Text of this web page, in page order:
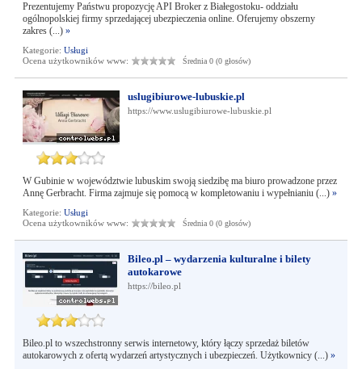
Prezentujemy Państwu propozycję API Broker z Białegostoku- oddziału
ogólnopolskiej firmy sprzedającej ubezpieczenia online. Oferujemy obszerny
zakres (...) »
Kategorie: Usługi
Ocena użytkowników www:
Średnia 0 (0 głosów)
uslugibiurowe-lubuskie.pl
https://www.uslugibiurowe-lubuskie.pl
W Gubinie w województwie lubuskim swoją siedzibę ma biuro prowadzone przez
Annę Gerbracht. Firma zajmuje się pomocą w kompletowaniu i wypełnianiu (...) »
Kategorie: Usługi
Ocena użytkowników www:
Średnia 0 (0 głosów)
Bileo.pl – wydarzenia kulturalne i bilety
autokarowe
https://bileo.pl
Bileo.pl to wszechstronny serwis internetowy, który łączy sprzedaż biletów
autokarowych z ofertą wydarzeń artystycznych i ubezpieczeń. Użytkownicy (...) »